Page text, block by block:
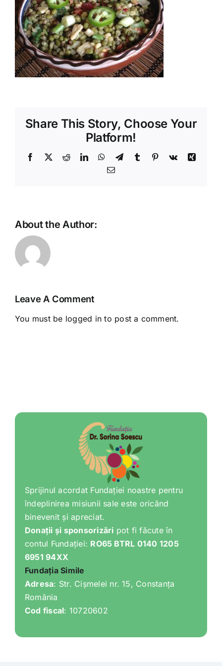
Shop
Tratamente naturale
Iubim fructele
Share This Story, Choose Your
Platform!
Facebook
X RedditLinkedInWhatsApp
TelegramTumblr Pinterest
Vk
Xing
Email
About the Author:
Leave A Comment
You must be logged in to post a comment.
Sprijinul acordat Fundației noastre pentru
îndeplinirea misiunii sale este oricând
binevenit și apreciat.
Donații și sponsorizări pot fi făcute în
contul Fundației: RO65 BTRL 0140 1205
6951 94XX
Fundația Simile
Adresa: Str. Cișmelei nr. 15, Constanța
România
Cod fiscal: 10720602